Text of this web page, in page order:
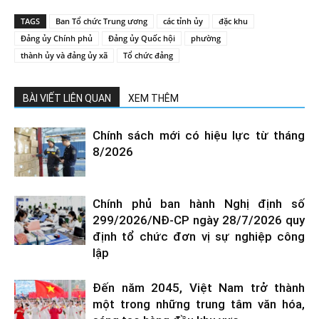
TAGS Ban Tổ chức Trung ương các tỉnh ủy
đặc khu
Đảng ủy Chính phủ
Đảng ủy Quốc hội
phường
thành ủy và đảng ủy xã
Tổ chức đảng
BÀI VIẾT LIÊN QUAN XEM THÊM
Chính sách mới có hiệu lực từ tháng
8/2026
Chính phủ ban hành Nghị định số
299/2026/NĐ-CP ngày 28/7/2026 quy
định tổ chức đơn vị sự nghiệp công
lập
Đến năm 2045, Việt Nam trở thành
một trong những trung tâm văn hóa,